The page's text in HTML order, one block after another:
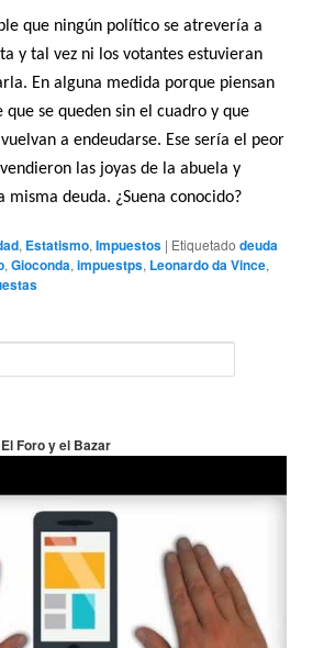
que ningún político se atrevería a
y tal vez ni los votantes estuvieran
En alguna medida porque piensan
se queden sin el cuadro y que
a endeudarse. Ese sería el peor
las joyas de la abuela y
misma deuda. ¿Suena conocido?
, Estatismo,Impuestos | Etiquetado deuda
,Gioconda,impuestps, Leonardo da Vince,
Foro y el Bazar